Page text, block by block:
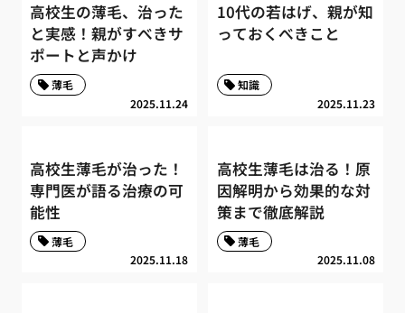
高校生の薄毛、治った
と実感！親がすべきサ
ポートと声かけ
2025.11.24
薄毛
10代の若はげ、親が知
っておくべきこと
2025.11.23
知識
高校生薄毛が治った！
専門医が語る治療の可
能性
2025.11.18
薄毛
高校生薄毛は治る！原
因解明から効果的な対
策まで徹底解説
2025.11.08
薄毛